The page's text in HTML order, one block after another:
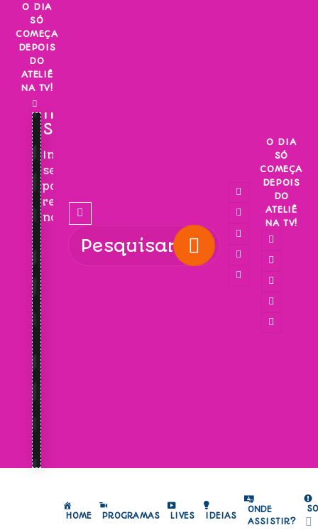
Skip
content
O DIA
SÓ
COMEÇA
DEPOIS
DO
ATELIÊ
NA TV!
INSCREVA-
SE!
Inscreva-
se
para
receber
novidades!
O DIA
SÓ
COMEÇA
DEPOIS
DO
ATELIÊ
NA TV!
HOME PROGRAMAS LIVES IDEIAS
ONDE
ASSISTIR?